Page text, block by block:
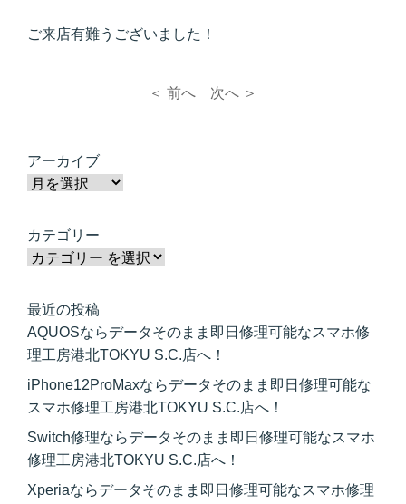
ご来店有難うございました！
＜ 前へ 次へ ＞
アーカイブ
カテゴリー
最近の投稿
AQUOSならデータそのまま即日修理可能なスマホ修
理工房港北TOKYU S.C.店へ！
iPhone12ProMaxならデータそのまま即日修理可能な
スマホ修理工房港北TOKYU S.C.店へ！
Switch修理ならデータそのまま即日修理可能なスマホ
修理工房港北TOKYU S.C.店へ！
Xperiaならデータそのまま即日修理可能なスマホ修理